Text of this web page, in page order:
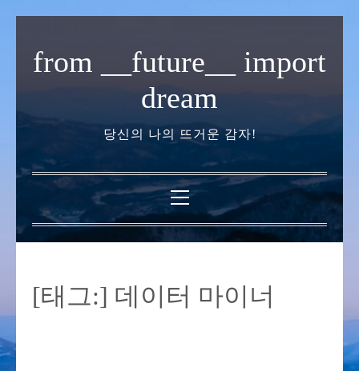
기
from __future__ import
dream
당신의 나의 뜨거운 감자!
기
본
메
뉴
[태그:] 데이터 마이너